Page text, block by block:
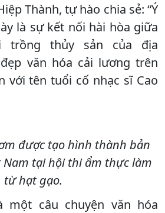
Thành, tự hào chia sẻ: “Ý
là sự kết nối hài hòa giữa
trồng thủy sản của địa
văn hóa cải lương trên
với tên tuổi cố nhạc sĩ Cao
được tạo hình thành bản
Nam tại hội thi ẩm thực làm
từ hạt gạo.
một câu chuyện văn hóa